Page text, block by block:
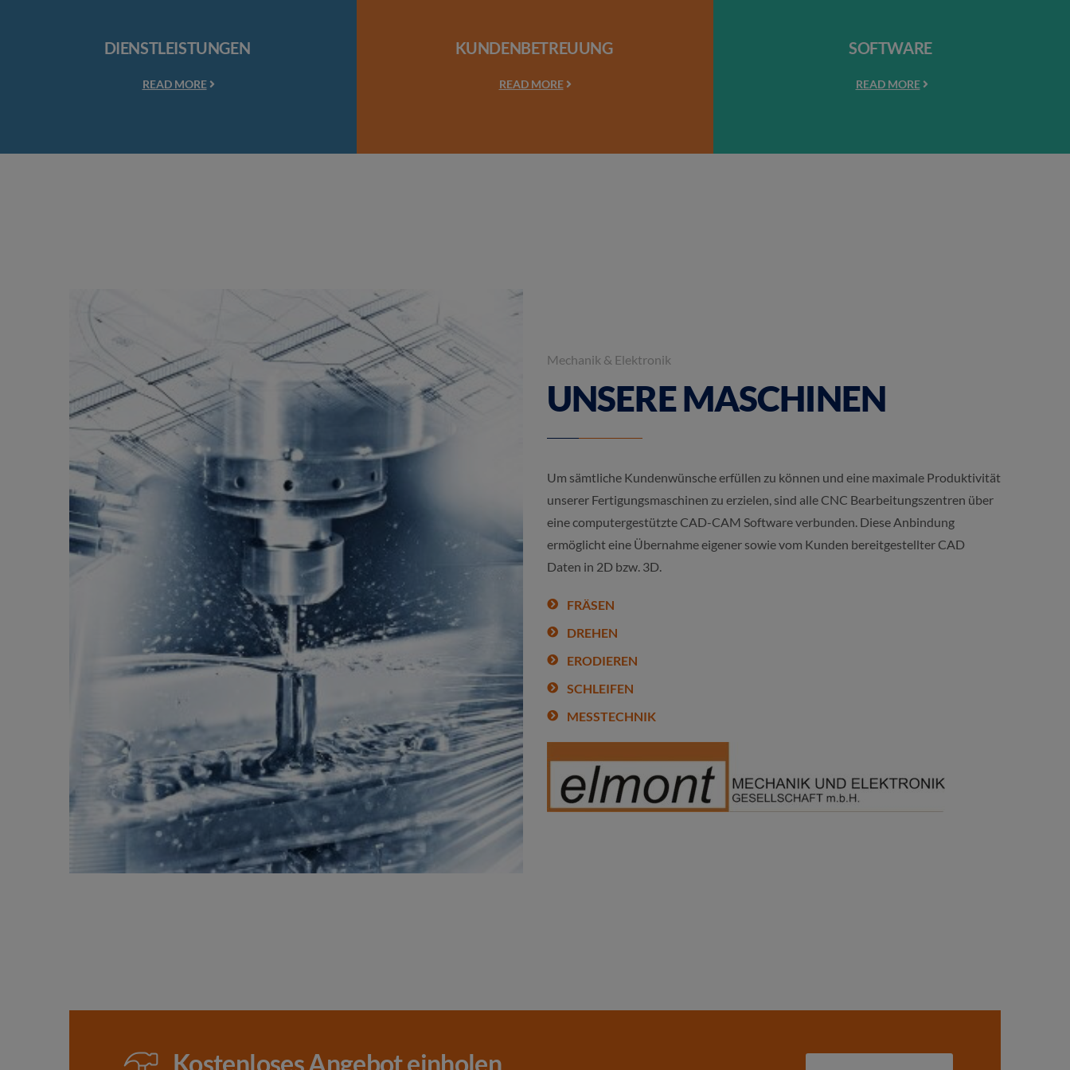
DIENSTLEISTUNGEN
READ MORE
KUNDENBETREUUNG
READ MORE
SOFTWARE
READ MORE
Mechanik & Elektronik
UNSERE MASCHINEN
Um sämtliche Kundenwünsche erfüllen zu können und eine maximale Produktivität
unserer Fertigungsmaschinen zu erzielen, sind alle CNC Bearbeitungszentren über
eine computergestützte CAD-CAM Software verbunden. Diese Anbindung
ermöglicht eine Übernahme eigener sowie vom Kunden bereitgestellter CAD
Daten in 2D bzw. 3D.
FRÄSEN
DREHEN
ERODIEREN
SCHLEIFEN
MESSTECHNIK
Kostenloses Angebot einholen